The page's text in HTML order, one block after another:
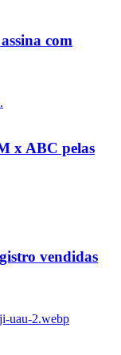
com
x ABC pelas
vendidas